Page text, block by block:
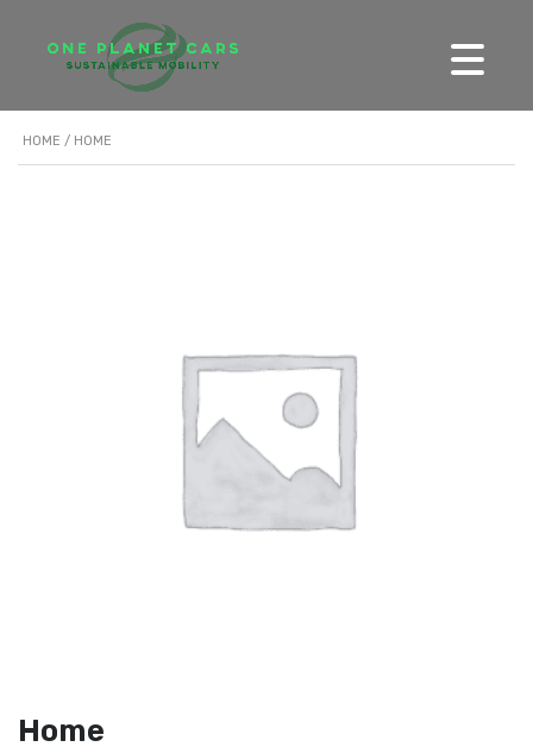
HOME / HOME
Home